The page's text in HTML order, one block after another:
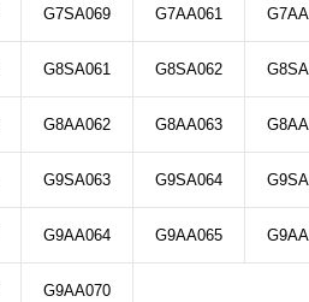
G7SA069 G7AA061
G8SA061 G8SA062
G8AA062 G8AA063
G9SA063 G9SA064
G9AA064 G9AA065
G9AA070